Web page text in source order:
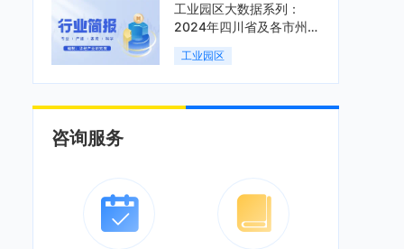
工业园区大数据系列：
2024年四川省及各市州工
业园区全景洞析报告
工业园区
咨询服务